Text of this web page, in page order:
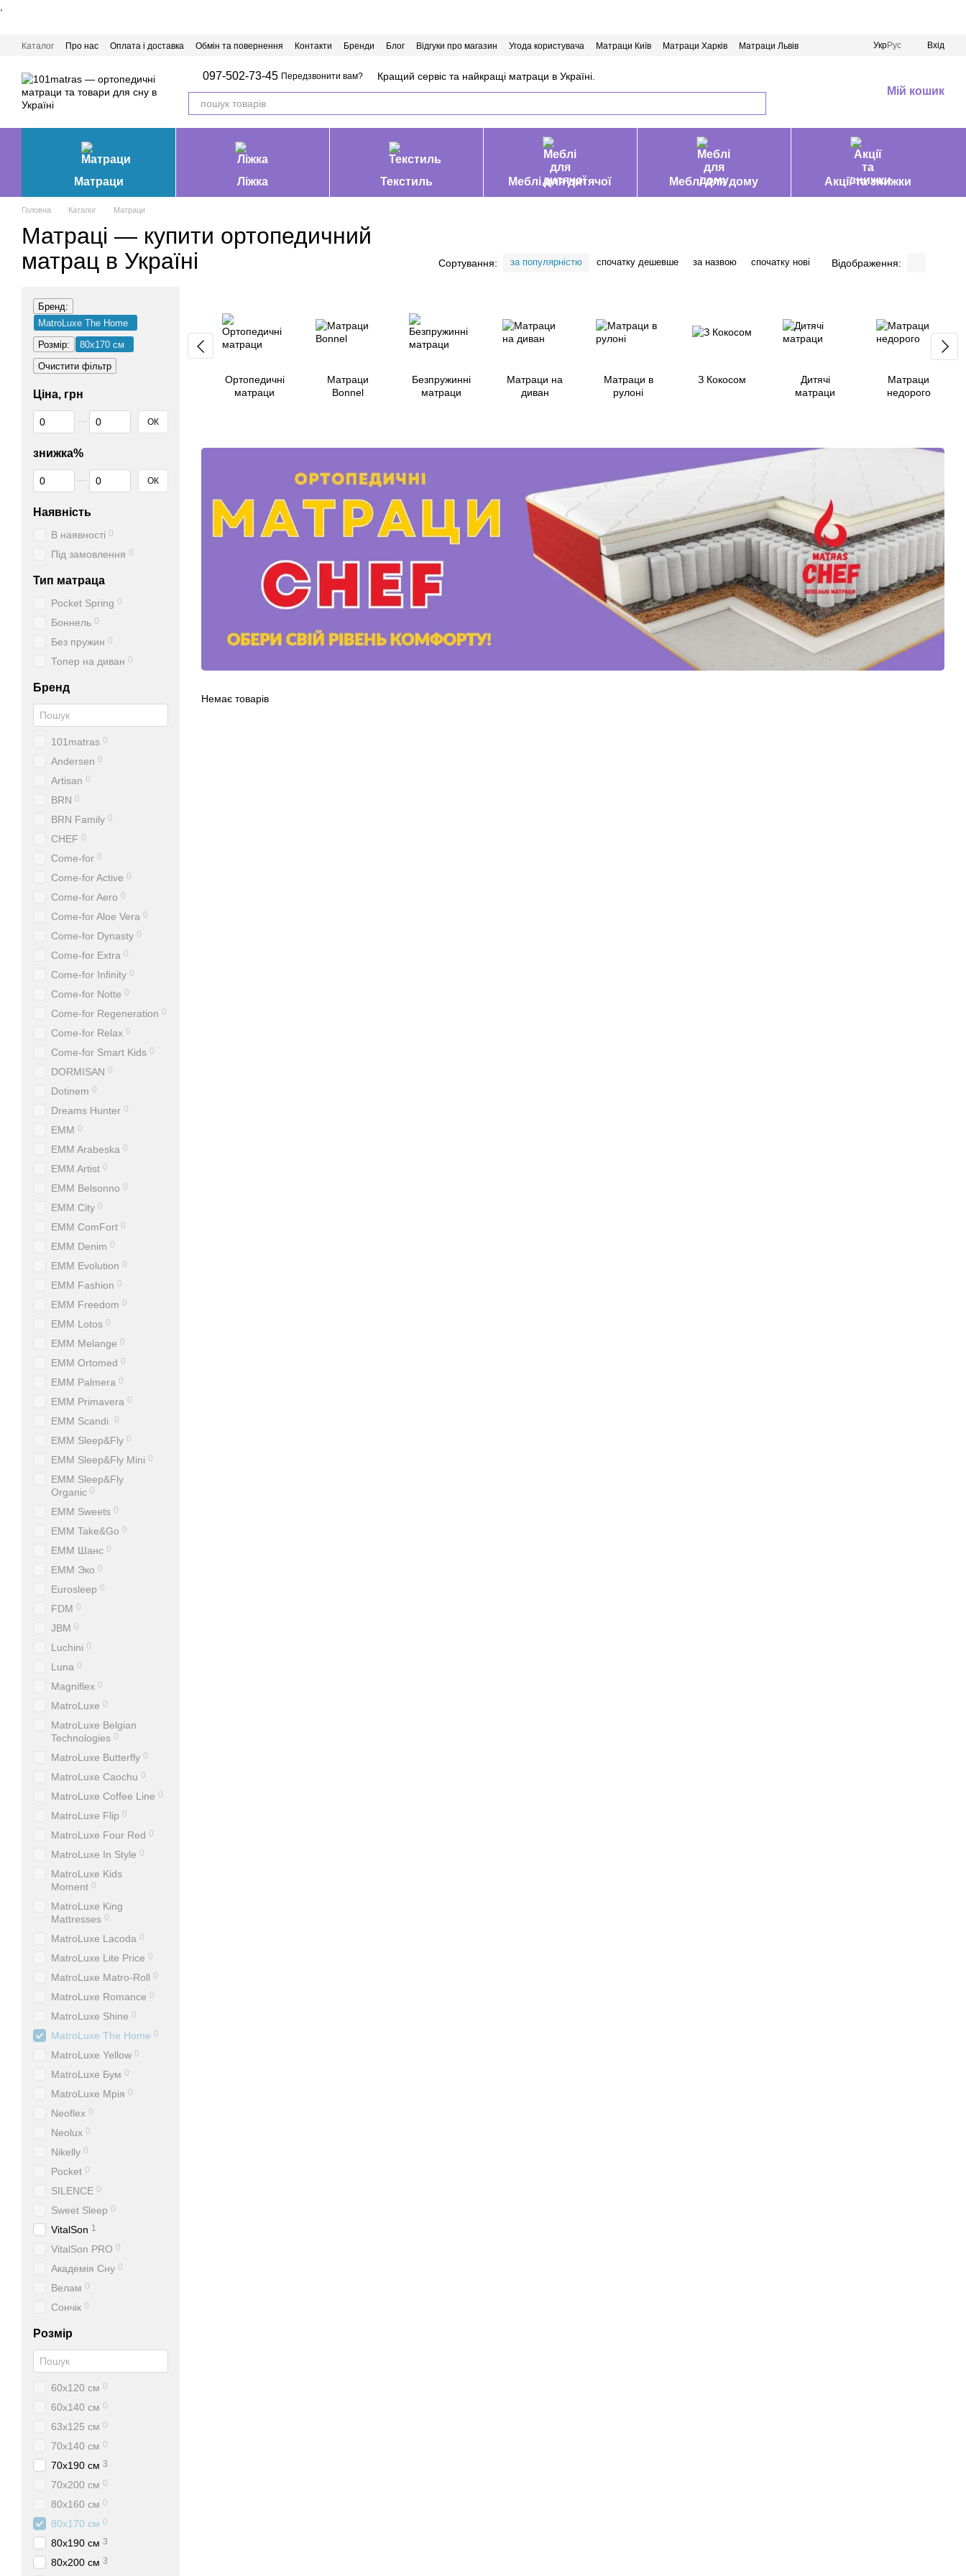
Каталог Про нас Оплата і доставка Обмін та повернення Контакти Бренди Блог Відгуки про магазин Угода користувача Матраци Київ Матраци Харків
Матраци Львів
УкрРус Вхід
097-502-73-45 Передзвонити вам? Кращий сервіс та найкращі матраци в Україні.
Мій кошик
Матраци Ліжка Текстиль Меблі для дитячої Меблі для дому Акції та знижки
Головна Каталог Матраци
Матраці — купити ортопедичний
матрац в Україні
Сортування: за популярністю спочатку дешевше за назвою спочатку нові Відображення:
Ортопедичні
матраци
Матраци
Bonnel
Безпружинні
матраци
Матраци на
диван
Матраци в
рулоні
З Кокосом
Дитячі
матраци
Матраци
недорого
Немає товарів
Бренд:
MatroLuxe The Home
Розмір:
80х170 см
Очистити фільтр
Ціна, грн
Від Ціна, грн
До Ціна, грн ОК
знижка%
Від знижка%
До знижка% ОК
Наявність
В наявності 0
Під замовлення 0
Тип матраца
Pocket Spring 0
Боннель 0
Без пружин 0
Топер на диван 0
Бренд
101matras 0
Andersen 0
Artisan 0
BRN 0
BRN Family 0
CHEF 0
Come-for 0
Come-for Active 0
Come-for Aero 0
Come-for Aloe Vera 0
Come-for Dynasty 0
Come-for Extra 0
Come-for Infinity 0
Come-for Notte 0
Come-for Regeneration 0
Come-for Relax 0
Come-for Smart Kids 0
DORMISAN 0
Dotinem 0
Dreams Hunter 0
EMM 0
EMM Arabeska 0
EMM Artist 0
EMM Belsonno 0
EMM City 0
EMM ComFort 0
EMM Denim 0
EMM Evolution 0
EMM Fashion 0
EMM Freedom 0
EMM Lotos 0
EMM Melange 0
EMM Ortomed 0
EMM Palmera 0
EMM Primavera 0
EMM Scandi 0
EMM Sleep&Fly 0
EMM Sleep&Fly Mini 0
EMM Sleep&Fly
Organic 0
EMM Sweets 0
EMM Take&Go 0
EMM Шанс 0
EMM Эко 0
Eurosleep 0
FDM 0
JBM 0
Luchini 0
Luna 0
Magniflex 0
MatroLuxe 0
MatroLuxe Belgian
Technologies 0
MatroLuxe Butterfly 0
MatroLuxe Caochu 0
MatroLuxe Coffee Line 0
MatroLuxe Flip 0
MatroLuxe Four Red 0
MatroLuxe In Style 0
MatroLuxe Kids
Moment 0
MatroLuxe King
Mattresses 0
MatroLuxe Lacoda 0
MatroLuxe Lite Price 0
MatroLuxe Matro-Roll 0
MatroLuxe Romance 0
MatroLuxe Shine 0
MatroLuxe The Home 0
MatroLuxe Yellow 0
MatroLuxe Бум 0
MatroLuxe Мрія 0
Neoflex 0
Neolux 0
Nikelly 0
Pocket 0
SILENCE 0
Sweet Sleep 0
VitalSon 1
VitalSon PRO 0
Академія Сну 0
Велам 0
Сончік 0
Розмір
60х120 см 0
60х140 см 0
63х125 см 0
70х140 см 0
70х190 см 3
70х200 см 0
80х160 см 0
80х170 см 0
80х190 см 3
80х200 см 3